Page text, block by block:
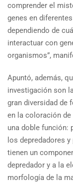
comprender el
genes en
dependiendo de
interactuar con
organismos”,
Apuntó, además,
investigación son
gran diversidad de
en la coloración
una doble función:
los depredadores
tienen un
depredador y a la
morfología de la